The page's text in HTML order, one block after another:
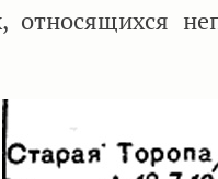
относящихся